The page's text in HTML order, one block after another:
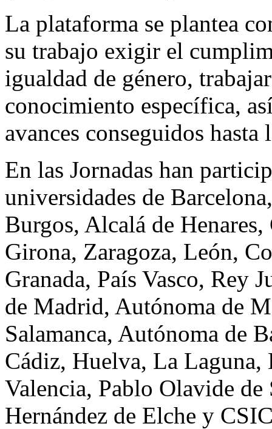
La plataforma se plantea
su trabajo exigir el
igualdad de género,
conocimiento específica,
avances conseguidos hasta
En las Jornadas han
universidades de
Burgos, Alcalá de
Girona, Zaragoza, León,
Granada, País Vasco, Rey
de Madrid, Autónoma de
Salamanca, Autónoma de
Cádiz, Huelva, La Laguna,
Valencia, Pablo Olavide
Hernández de Elche y